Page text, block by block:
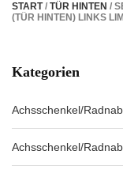
START/ TÜR HINTEN /
(TÜR HINTEN) LINKS
Kategorien
Achsschenkel/
Achsschenkel/